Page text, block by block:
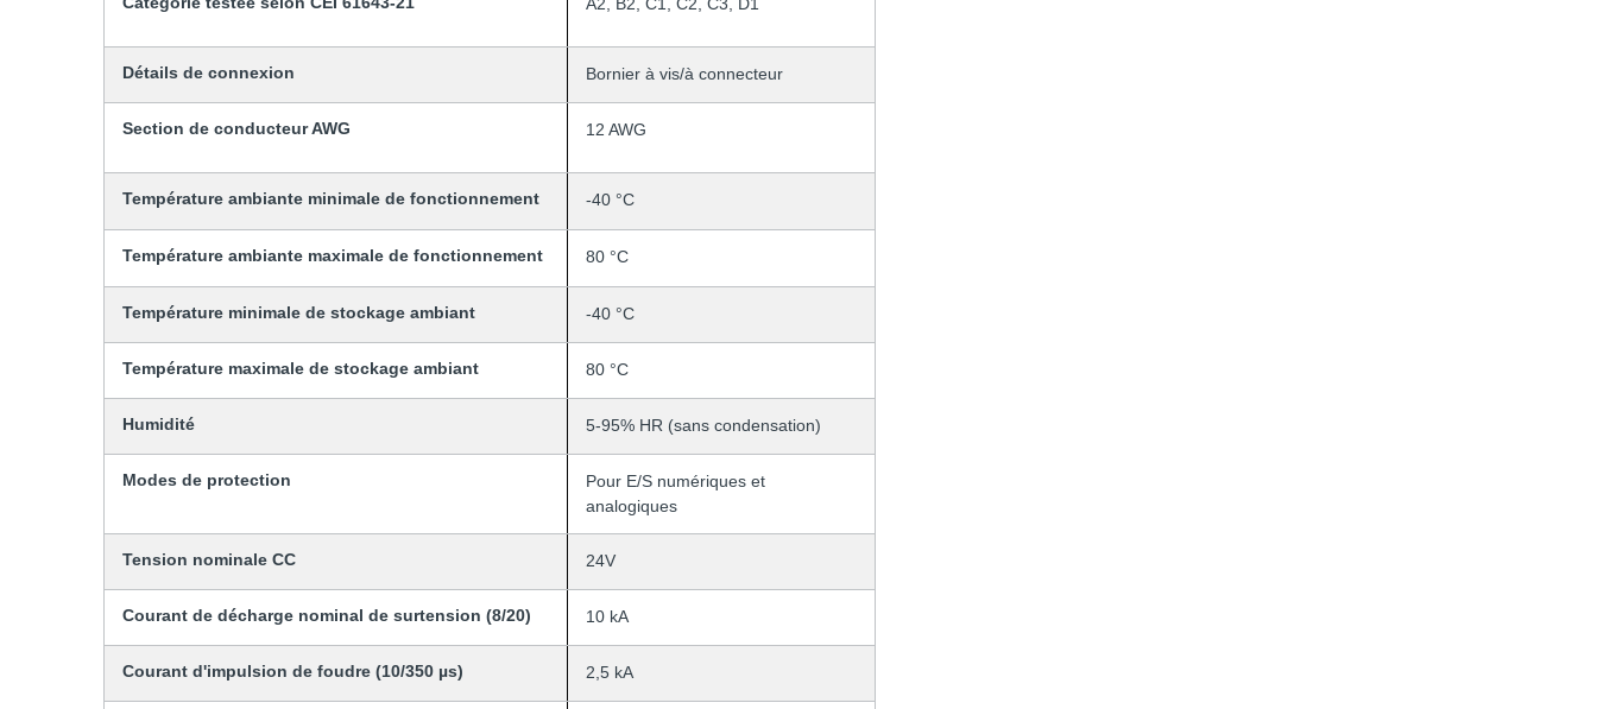
Détails de connexion Bornier à vis/à connecteur
Section de conducteur AWG 12 AWG
Température ambiante minimale de fonctionnement -40 °C
Température ambiante maximale de fonctionnement 80 °C
Température minimale de stockage ambiant -40 °C
Température maximale de stockage ambiant 80 °C
Humidité 5-95% HR (sans condensation)
Modes de protection
Pour E/S numériques et
analogiques
Tension nominale CC 24V
Courant de décharge nominal de surtension (8/20) 10 kA
Courant d'impulsion de foudre (10/350 µs) 2,5 kA